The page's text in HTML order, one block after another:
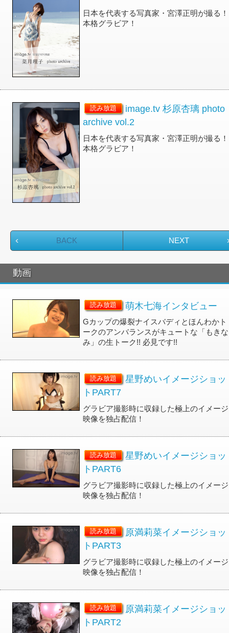
日本を代表する写真家・宮澤正明が撮る！
本格グラビア！
読み放題
image.tv 杉原杏璃 photo
archive vol.2
日本を代表する写真家・宮澤正明が撮る！
本格グラビア！
BACK NEXT
動画
読み放題 萌木七海インタビュー
Gカップの爆裂ナイスバディとほんわかト
ークのアンバランスがキュートな「もきな
み」の生トーク!! 必見です!!
読み放題
星野めいイメージショッ
トPART7
グラビア撮影時に収録した極上のイメージ
映像を独占配信！
読み放題
星野めいイメージショッ
トPART6
グラビア撮影時に収録した極上のイメージ
映像を独占配信！
読み放題
原満莉菜イメージショッ
トPART3
グラビア撮影時に収録した極上のイメージ
映像を独占配信！
読み放題
原満莉菜イメージショッ
トPART2